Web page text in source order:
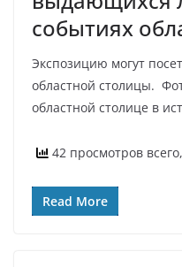
событиях
Экспозицию могут
областной столицы.
областной столице в
42 просмотров
Read More